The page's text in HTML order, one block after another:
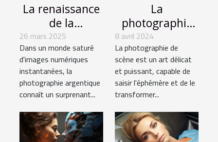
La renaissance
de la
photographie
argentique
dans l'ère
numérique
Pourquoi elle
26 mars 2025
Dans un monde saturé
d'images numériques
instantanées, la
photographie argentique
connaît un surprenant...
La
photographie
de scène :
capturer
l'essence du
théâtre parisien
8 avril 2024
La photographie de
scène est un art délicat
et puissant, capable de
saisir l'éphémère et de le
transformer...